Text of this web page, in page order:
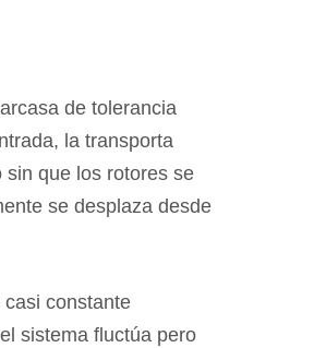
de tolerancia
la transporta
que los rotores se
se desplaza desde
constante
sistema fluctúa pero